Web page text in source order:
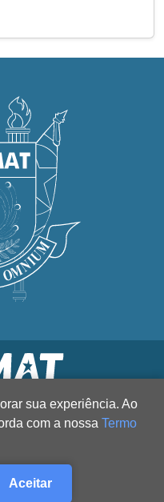
sua experiência. Ao
com a nossa Termo
Aceitar